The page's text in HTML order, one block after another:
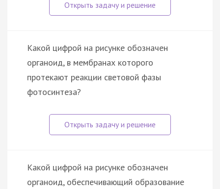
Какой цифрой на рисунке обозначен
органоид, в мембранах которого
протекают реакции световой фазы
фотосинтеза?
Какой цифрой на рисунке обозначен
органоид, обеспечивающий образование